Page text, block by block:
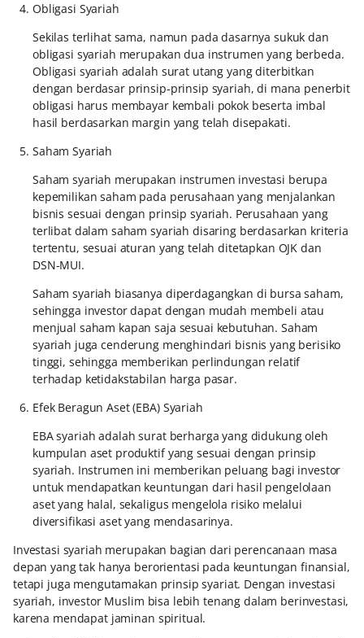
Obligasi Syariah
Sekilas terlihat sama, namun pada dasarnya sukuk dan
obligasi syariah merupakan dua instrumen yang berbeda.
Obligasi syariah adalah surat utang yang diterbitkan
dengan berdasar prinsip-prinsip syariah, di mana penerbit
obligasi harus membayar kembali pokok beserta imbal
hasil berdasarkan margin yang telah disepakati.
Saham Syariah
Saham syariah merupakan instrumen investasi berupa
kepemilikan saham pada perusahaan yang menjalankan
bisnis sesuai dengan prinsip syariah. Perusahaan yang
terlibat dalam saham syariah disaring berdasarkan kriteria
tertentu, sesuai aturan yang telah ditetapkan OJK dan
DSN-MUI.
Saham syariah biasanya diperdagangkan di bursa saham,
sehingga investor dapat dengan mudah membeli atau
menjual saham kapan saja sesuai kebutuhan. Saham
syariah juga cenderung menghindari bisnis yang berisiko
tinggi, sehingga memberikan perlindungan relatif
terhadap ketidakstabilan harga pasar.
Efek Beragun Aset (EBA) Syariah
EBA syariah adalah surat berharga yang didukung oleh
kumpulan aset produktif yang sesuai dengan prinsip
syariah. Instrumen ini memberikan peluang bagi investor
untuk mendapatkan keuntungan dari hasil pengelolaan
aset yang halal, sekaligus mengelola risiko melalui
diversifikasi aset yang mendasarinya.
Investasi syariah merupakan bagian dari perencanaan masa
depan yang tak hanya berorientasi pada keuntungan finansial,
tetapi juga mengutamakan prinsip syariat. Dengan investasi
syariah, investor Muslim bisa lebih tenang dalam berinvestasi,
karena mendapat jaminan spiritual.